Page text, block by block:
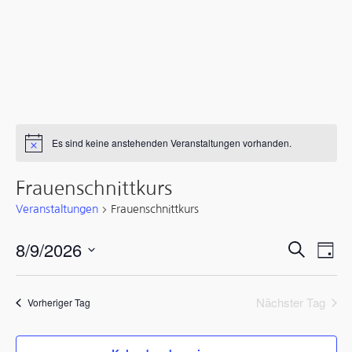
HinweisEs sind keine anstehenden Veranstaltungen vorhanden.
Frauenschnittkurs
Veranstaltungen Frauenschnittkurs
Suche
und
Suche
Tag
8/9/2026
Vorheriger Tag Nächster Tag